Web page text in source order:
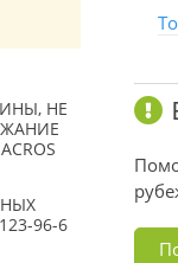
НЕ
96-6